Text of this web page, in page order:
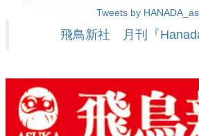
Tweets by
飛鳥新社 月刊『